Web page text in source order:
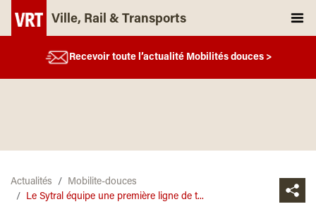
Ville, Rail & Transports
Recevoir toute l’actualité Mobilités douces >
Actualités
Mobilite-douces
Le Sytral équipe une première ligne de t...